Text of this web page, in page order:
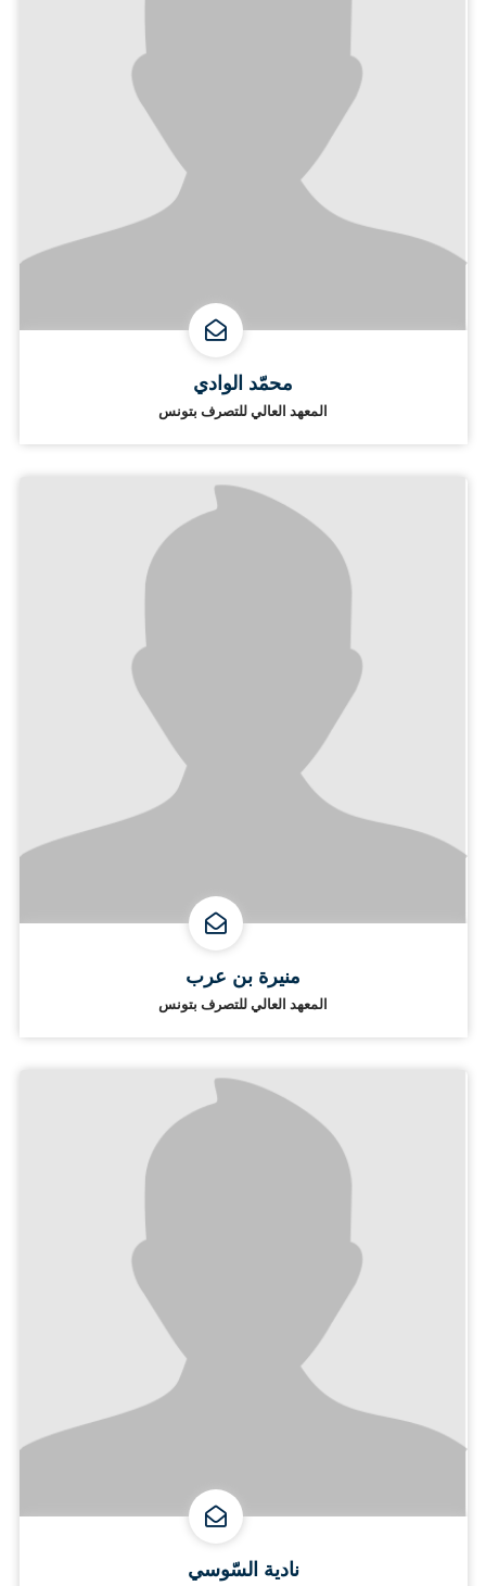
محمّد الوادي
المعهد العالي للتصرف بتونس
منيرة بن عرب
المعهد العالي للتصرف بتونس
نادية السّوسي